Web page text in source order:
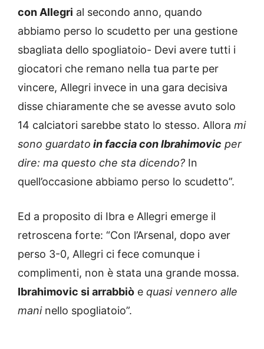
con Allegri al secondo anno, quando
abbiamo perso lo scudetto per una gestione
sbagliata dello spogliatoio- Devi avere tutti i
giocatori che remano nella tua parte per
vincere, Allegri invece in una gara decisiva
disse chiaramente che se avesse avuto solo
14 calciatori sarebbe stato lo stesso. Allora mi
sono guardato in faccia con Ibrahimovic per
dire: ma questo che sta dicendo? In
quell’occasione abbiamo perso lo scudetto”.
Ed a proposito di Ibra e Allegri emerge il
retroscena forte: “Con l’Arsenal, dopo aver
perso 3-0, Allegri ci fece comunque i
complimenti, non è stata una grande mossa.
Ibrahimovic si arrabbiò e quasi vennero alle
maninello spogliatoio”.